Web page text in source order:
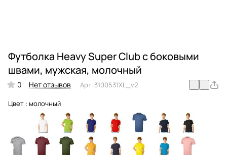
Футболка Heavy Super Club с боковыми
швами, мужская, молочный
0 Нет отзывов Арт. 3100531XL_v2
Цвет : молочный